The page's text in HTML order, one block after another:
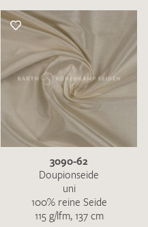
3090-62
Doupionseide
uni
100% reine Seide
115 g/lfm, 137 cm